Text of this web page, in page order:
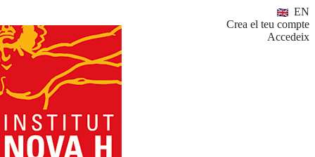
EN
Crea el teu compte
Accedeix